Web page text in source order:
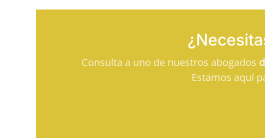
Consulta a uno de nuestros abogados
Estamos aquí